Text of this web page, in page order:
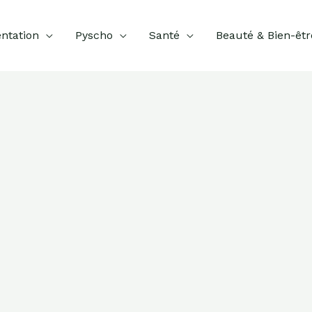
Pyscho Santé Beauté & Bien-